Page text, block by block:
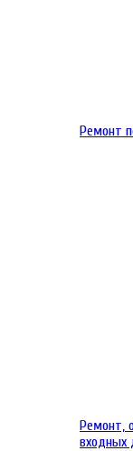
Ремонт
Ремонт,
входных